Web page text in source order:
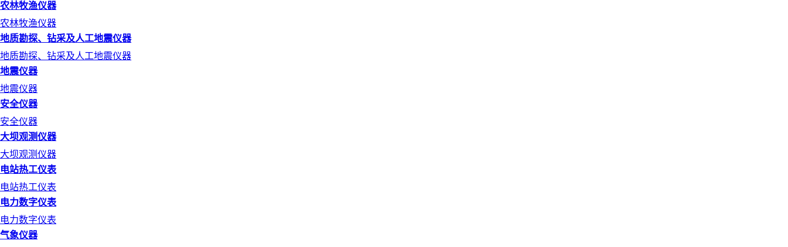
农林牧渔仪器
农林牧渔仪器
地质勘探、钻采及人工地震仪器
地质勘探、钻采及人工地震仪器
地震仪器
地震仪器
安全仪器
安全仪器
大坝观测仪器
大坝观测仪器
电站热工仪表
电站热工仪表
电力数字仪表
电力数字仪表
气象仪器